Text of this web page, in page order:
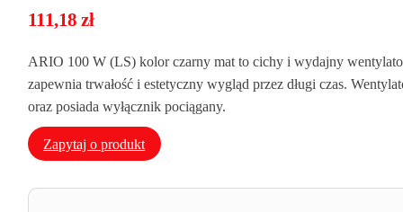
111,18zł
ARIO 100 W (LS) kolor czarny mat to cichy i wydajny
zapewnia trwałość i estetyczny wygląd przez długi czas.
oraz posiada wyłącznik pociągany.
Zapytaj o produkt